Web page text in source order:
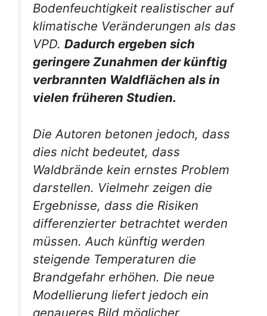
Bodenfeuchtigkeit realistischer auf
klimatische Veränderungen als das
VPD. Dadurch ergeben sich
geringere Zunahmen der künftig
verbrannten Waldflächen als in
vielen früheren Studien.
Die Autoren betonen jedoch, dass
dies nicht bedeutet, dass
Waldbrände kein ernstes Problem
darstellen. Vielmehr zeigen die
Ergebnisse, dass die Risiken
differenzierter betrachtet werden
müssen. Auch künftig werden
steigende Temperaturen die
Brandgefahr erhöhen. Die neue
Modellierung liefert jedoch ein
genaueres Bild möglicher